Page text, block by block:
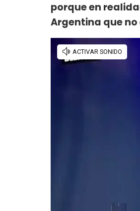
porque en
Argentina que